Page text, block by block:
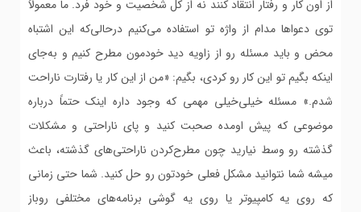
از اون کار و رفتار انتقاد کنند نه از کل شخصیت و خود فرد. ما معمولاً
توی دعواها مدام از واژه تو استفاده می‌کنیم درحالی‌که این اشتباه
محض و باید مسئله رو از زاویه دید خودمون مطرح کنیم و به‌جای
اینکه بگیم تو این کار رو کردی، بگیم: «من از این کار یا رفتارت ناراحت
شدم.» مسئله خیلی‌خیلی مهمی که وجود داره اینک حتماً درباره
موضوعی که پیش اومده صحبت کنید و پای ناراحتی و مشکلات
گذشته رو وسط نیارید چون مطرح‌کردن ناراحتی‌های گذشته، باعث
میشه شما نتوانید مشکل فعلی خودتون رو حل کنید. شما حتی زمانی
که روی یه کامپیوتر یا روی یه گوشی برنامه‌های مختلفی روباز